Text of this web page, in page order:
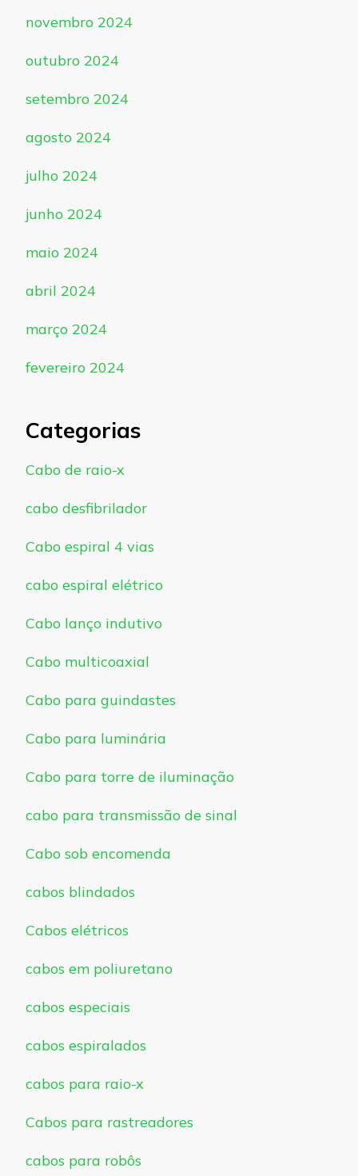
novembro 2024
outubro 2024
setembro 2024
agosto 2024
julho 2024
junho 2024
maio 2024
abril 2024
março 2024
fevereiro 2024
Categorias
Cabo de raio-x
cabo desfibrilador
Cabo espiral 4 vias
cabo espiral elétrico
Cabo lanço indutivo
Cabo multicoaxial
Cabo para guindastes
Cabo para luminária
Cabo para torre de iluminação
cabo para transmissão de sinal
Cabo sob encomenda
cabos blindados
Cabos elétricos
cabos em poliuretano
cabos especiais
cabos espiralados
cabos para raio-x
Cabos para rastreadores
cabos para robôs